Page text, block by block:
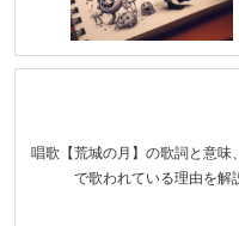
唱歌【荒城の月】の歌詞と意味
で歌われている理由を解